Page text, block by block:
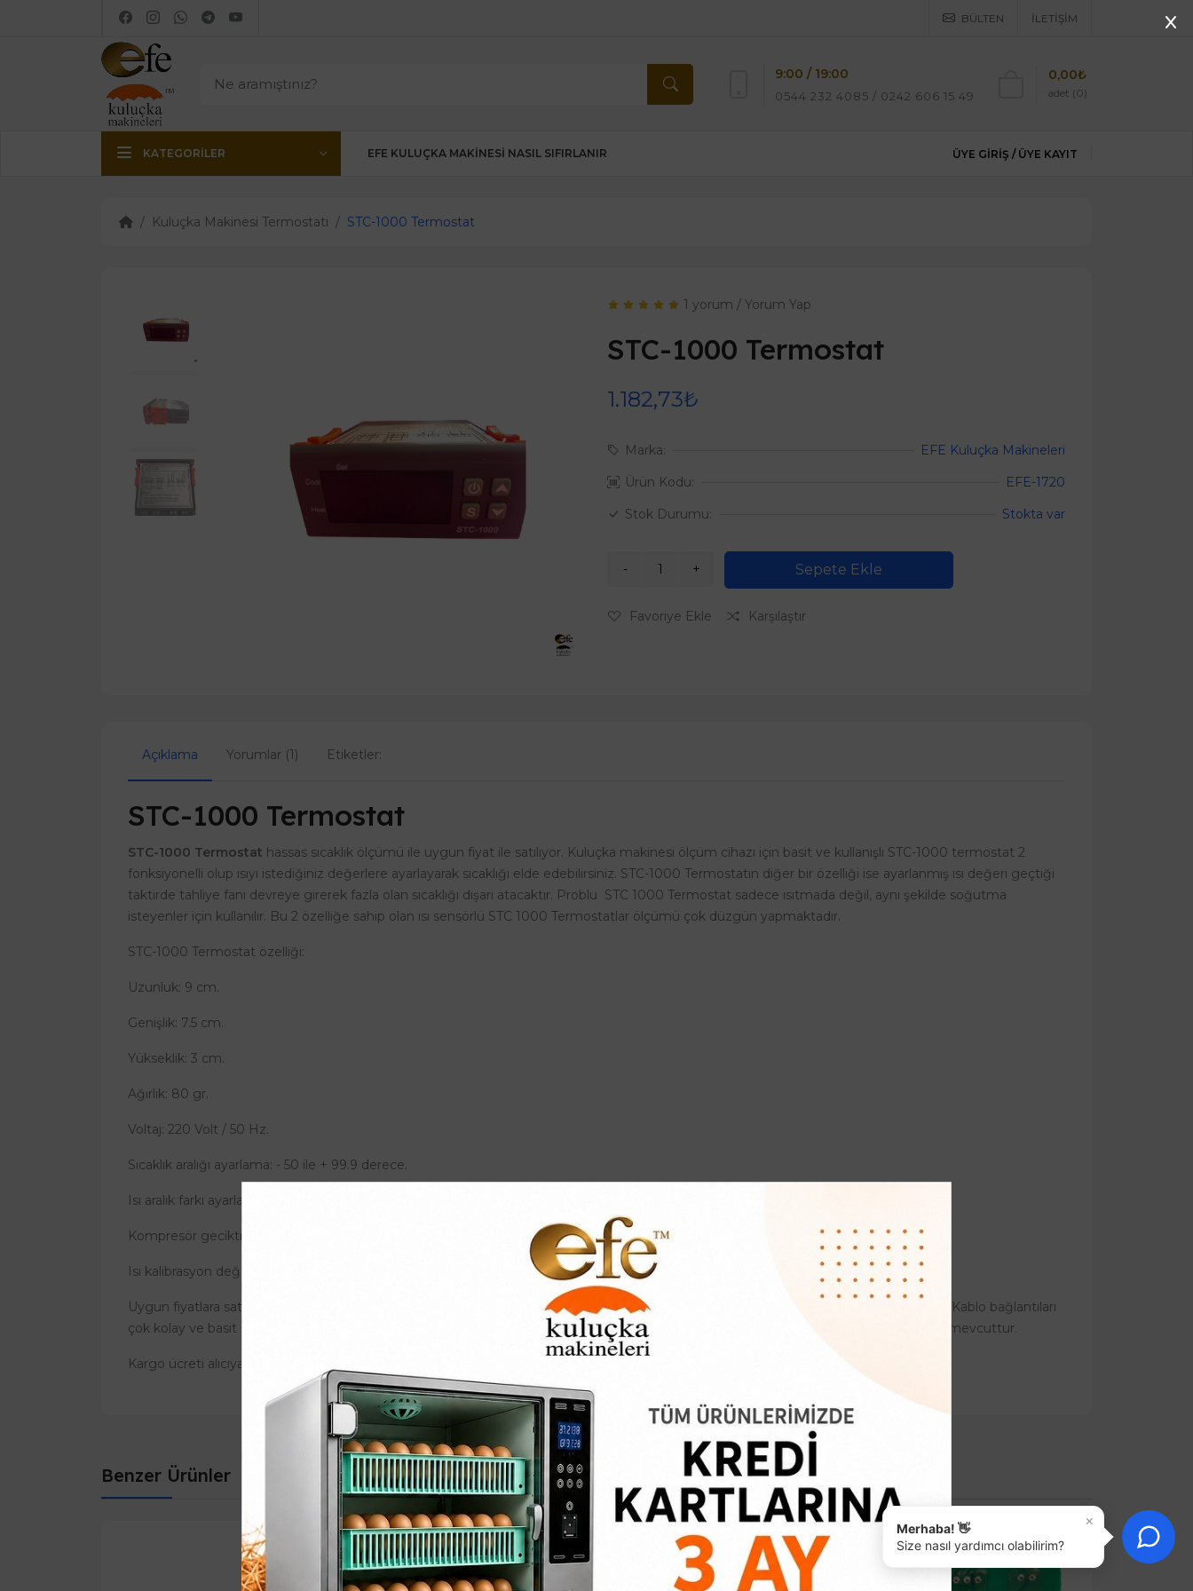
BÜLTEN İLETIŞIM
9:00 / 19:00
0544 232 4085 / 0242 606 15 49 adet (0)
0,00₺
KATEGORILER EFE KULUÇKA MAKINESI NASIL SIFIRLANIR ÜYE GIRIŞ / ÜYE KAYIT
Kuluçka Makinesi Termostatı STC-1000 Termostat
1 yorum / Yorum Yap
STC-1000 Termostat
1.182,73₺
Marka:
EFE Kuluçka Makineleri
Ürün Kodu:
EFE-1720
Stok Durumu:
Stokta var
Sepete Ekle
Favoriye Ekle Karşılaştır
Açıklama Yorumlar (1) Etiketler:
STC-1000 Termostat
STC-1000 Termostat hassas sıcaklık ölçümü ile uygun fiyat ile satılıyor. Kuluçka makinesi ölçüm cihazı için basit ve kullanışlı STC-1000 termostat 2
fonksiyonelli olup ısıyı istediğiniz değerlere ayarlayarak sıcaklığı elde edebilirsiniz. STC-1000 Termostatın diğer bir özelliği ise ayarlanmış ısı değeri geçtiği
taktirde tahliye fanı devreye girerek fazla olan sıcaklığı dışarı atacaktır. Problu STC 1000 Termostat sadece ısıtmada değil, aynı şekilde soğutma
isteyenler için kullanılır. Bu 2 özelliğe sahip olan ısı sensörlü STC 1000 Termostatlar ölçümü çok düzgün yapmaktadır.
STC-1000 Termostat özelliği:
Uzunluk: 9 cm.
Genişlik: 7.5 cm.
Yükseklik: 3 cm.
Ağırlık: 80 gr.
Voltaj: 220 Volt / 50 Hz.
Sıcaklık aralığı ayarlama: - 50 ile + 99.9 derece.
Isı aralık farkı ayarlama: 03 ~ 10.0 derece.
Kompresör geciktirme süresi: 1 ~ 10 dakika.
Isı kalibrasyon değerleri: -10.0 ~ 10.0 derece.
Uygun fiyatlara satılan STC-1000 Termostat bağlantı şeması ile birlikte gönderiliyor. STC-1000 Termostat kablo bağlantıları nasıl yapılır? Kablo bağlantıları
çok kolay ve basit şekilde yapılır. Termostat üzerinde de bağlantı şeması mevcuttur. STC-1000 lcd problu termostat kullanım kılavuzu mevcuttur.
Kargo ücreti alıcıya aittir ve ürüne göre ücreti değişmektedir.
Benzer Ürünler
×
Merhaba! 👋
Size nasıl yardımcı olabilirim?